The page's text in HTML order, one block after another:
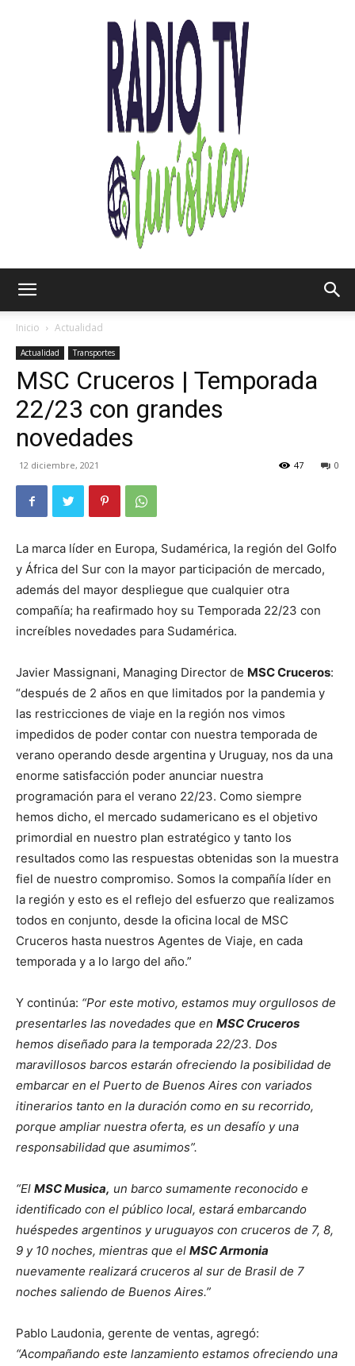
TV
Inicio Actualidad
Actualidad Transportes
MSC Cruceros | Temporada
22/23 con grandes
novedades
12 diciembre, 2021 0
47
La marca líder en Europa, Sudamérica, la región del Golfo
y África del Sur con la mayor participación de mercado,
además del mayor despliegue que cualquier otra
compañía; ha reafirmado hoy su Temporada 22/23 con
increíbles novedades para Sudamérica.
Javier Massignani, Managing Director de MSC Cruceros:
“después de 2 años en que limitados por la pandemia y
las restricciones de viaje en la región nos vimos
impedidos de poder contar con nuestra temporada de
verano operando desde argentina y Uruguay, nos da una
enorme satisfacción poder anunciar nuestra
programación para el verano 22/23. Como siempre
hemos dicho, el mercado sudamericano es el objetivo
primordial en nuestro plan estratégico y tanto los
resultados como las respuestas obtenidas son la muestra
fiel de nuestro compromiso. Somos la compañía líder en
la región y esto es el reflejo del esfuerzo que realizamos
todos en conjunto, desde la oficina local de MSC
Cruceros hasta nuestros Agentes de Viaje, en cada
temporada y a lo largo del año.”
Y continúa: “Por este motivo, estamos muy orgullosos de
presentarles las novedades que en MSC Cruceros
hemos diseñado para la temporada 22/23. Dos
maravillosos barcos estarán ofreciendo la posibilidad de
embarcar en el Puerto de Buenos Aires con variados
itinerarios tanto en la duración como en su recorrido,
porque ampliar nuestra oferta, es un desafío y una
responsabilidad que asumimos”.
“El MSC Musica, un barco sumamente reconocido e
identificado con el público local, estará embarcando
huéspedes argentinos y uruguayos con cruceros de 7, 8,
9 y 10 noches, mientras que el MSC Armonia
nuevamente realizará cruceros al sur de Brasil de 7
noches saliendo de Buenos Aires.”
Pablo Laudonia, gerente de ventas, agregó:
“Acompañando este lanzamiento estamos ofreciendo una